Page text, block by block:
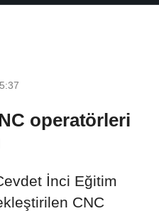
operatörleri
İnci Eğitim
CNC